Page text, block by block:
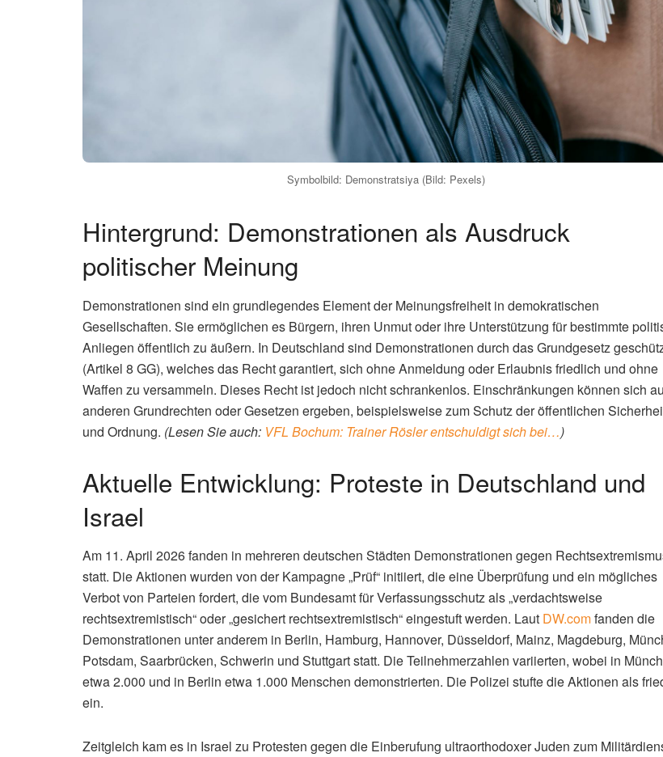
Symbolbild: Demonstratsiya (Bild: Pexels)
Hintergrund: Demonstrationen als Ausdruck
politischer Meinung
Demonstrationen sind ein grundlegendes Element der Meinungsfreiheit in demokratischen
Gesellschaften. Sie ermöglichen es Bürgern, ihren Unmut oder ihre Unterstützung für bestimmte
Anliegen öffentlich zu äußern. In Deutschland sind Demonstrationen durch das Grundgesetz
(Artikel 8 GG), welches das Recht garantiert, sich ohne Anmeldung oder Erlaubnis friedlich und ohne
Waffen zu versammeln. Dieses Recht ist jedoch nicht schrankenlos. Einschränkungen können sich
anderen Grundrechten oder Gesetzen ergeben, beispielsweise zum Schutz der öffentlichen
und Ordnung. (Lesen Sie auch: VFL Bochum: Trainer Rösler entschuldigt sich bei…)
Aktuelle Entwicklung: Proteste in Deutschland und
Israel
Am 11. April 2026 fanden in mehreren deutschen Städten Demonstrationen gegen
statt. Die Aktionen wurden von der Kampagne „Prüf“ initiiert, die eine Überprüfung und ein mögliches
Verbot von Parteien fordert, die vom Bundesamt für Verfassungsschutz als „verdachtsweise
rechtsextremistisch“ oder „gesichert rechtsextremistisch“ eingestuft werden. Laut DW.comfanden die
Demonstrationen unter anderem in Berlin, Hamburg, Hannover, Düsseldorf, Mainz, Magdeburg,
Potsdam, Saarbrücken, Schwerin und Stuttgart statt. Die Teilnehmerzahlen variierten, wobei in
etwa 2.000 und in Berlin etwa 1.000 Menschen demonstrierten. Die Polizei stufte die Aktionen als
ein.
Zeitgleich kam es in Israel zu Protesten gegen die Einberufung ultraorthodoxer Juden zum